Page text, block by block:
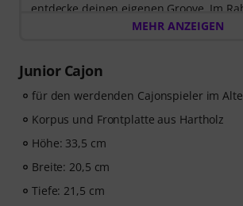
entdecke deinen eigenen Groove. Im
Sonderaktion, die bis einschließlich 14.
Freischaltcode zur App wird Dir
zugeschickt.
MEHR ANZEIGEN
Junior Cajon
für den werdenden Cajonspieler im
Korpus und Frontplatte aus Hartholz
Höhe: 33,5 cm
Breite: 20,5 cm
Tiefe: 21,5 cm